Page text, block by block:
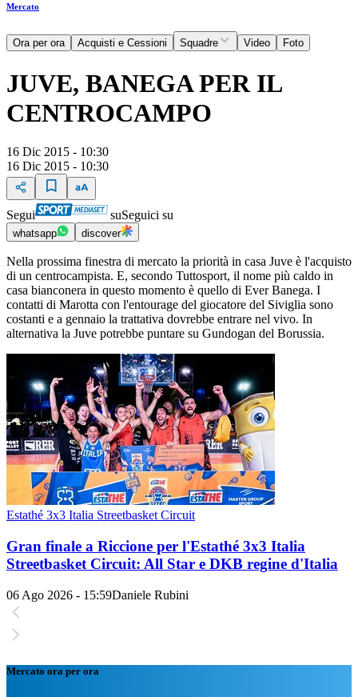
Mercato
Ora per ora Acquisti e Cessioni Squadre Video Foto
JUVE, BANEGA PER IL
CENTROCAMPO
16 Dic 2015 - 10:30
16 Dic 2015 - 10:30
Segui suSeguici su
whatsapp discover
Nella prossima finestra di mercato la priorità in casa Juve è l'acquisto
di un centrocampista. E, secondo Tuttosport, il nome più caldo in
casa bianconera in questo momento è quello di Ever Banega. I
contatti di Marotta con l'entourage del giocatore del Siviglia sono
costanti e a gennaio la trattativa dovrebbe entrare nel vivo. In
alternativa la Juve potrebbe puntare su Gundogan del Borussia.
Estathé 3x3 Italia Streetbasket Circuit
Gran finale a Riccione per l'Estathé 3x3 Italia
Streetbasket Circuit: All Star e DKB regine d'Italia
06 Ago 2026 - 15:59Daniele Rubini
Mercato ora per ora